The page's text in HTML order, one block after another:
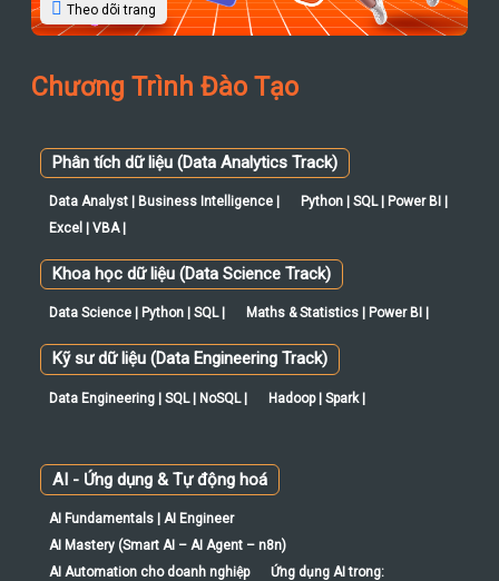
Theo dõi trang
Chương Trình Đào Tạo
Phân tích dữ liệu (Data Analytics Track)
Data Analyst | Business Intelligence |
Python | SQL | Power BI |
Excel | VBA |
Khoa học dữ liệu (Data Science Track)
Data Science | Python | SQL | Maths & Statistics | Power BI |
Kỹ sư dữ liệu (Data Engineering Track)
Data Engineering | SQL | NoSQL | Hadoop | Spark |
AI - Ứng dụng & Tự động hoá
AI Fundamentals | AI Engineer
AI Mastery (Smart AI – AI Agent – n8n)
AI Automation cho doanh nghiệp
Ứng dụng AI trong: